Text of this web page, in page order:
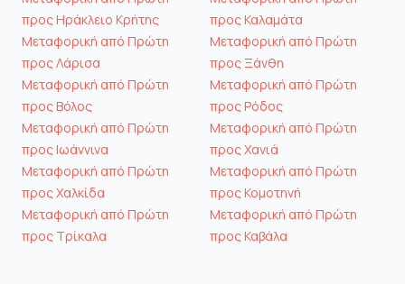
προς Ηράκλειο Κρήτης
Μεταφορική από Πρώτη
προς Λάρισα
Μεταφορική από Πρώτη
προς Βόλος
Μεταφορική από Πρώτη
προς Ιωάννινα
Μεταφορική από Πρώτη
προς Χαλκίδα
Μεταφορική από Πρώτη
προς Τρίκαλα
προς Καλαμάτα
Μεταφορική από Πρώτη
προς Ξάνθη
Μεταφορική από Πρώτη
προς Ρόδος
Μεταφορική από Πρώτη
προς Χανιά
Μεταφορική από Πρώτη
προς Κομοτηνή
Μεταφορική από Πρώτη
προς Καβάλα